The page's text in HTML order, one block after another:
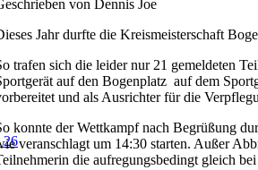
26
von Dennis Joe
Jahr durfte die Kreismeisterschaft
trafen sich die leider nur 21 gemeldeten
auf den Bogenplatz auf dem
und als Ausrichter für die
konnte der Wettkampf nach Begrüßung
veranschlagt um 14:30 starten. Außer
die aufregungsbedingt gleich